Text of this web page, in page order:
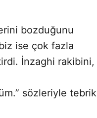
bozduğunu
ise çok fazla
İnzaghi rakibini,
sözleriyle tebrik